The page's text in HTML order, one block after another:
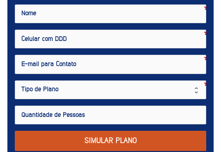
SIMULAR PLANO